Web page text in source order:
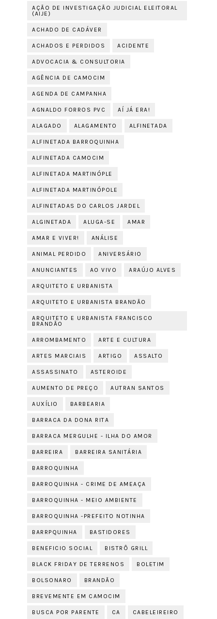
AÇÃO DE INVESTIGAÇÃO JUDICIAL ELEITORAL
(AIJE)
ACHADO DE CADÁVER
ACHADOS E PERDIDOS ACIDENTE
ADVOCACIA & CONSULTORIA
AGÊNCIA DE CAMOCIM
AGENDA DE CAMPANHA
AGNALDO FORROS PVC AÍ JÁ ERA!
ALAGADO ALAGAMENTO ALFINETADA
ALFINETADA BARROQUINHA
ALFINETADA CAMOCIM
ALFINETADA MARTINÓPLE
ALFINETADA MARTINÓPOLE
ALFINETADAS DO CARLOS JARDEL
ALGINETADA ALUGA-SE AMAR
AMAR E VIVER! ANÁLISE
ANIMAL PERDIDO ANIVERSÁRIO
ANUNCIANTES AO VIVO ARAÚJO ALVES
ARQUITETO E URBANISTA
ARQUITETO E URBANISTA BRANDÃO
ARQUITETO E URBANISTA FRANCISCO
BRANDÃO
ARROMBAMENTO ARTE E CULTURA
ARTES MARCIAIS ARTIGO ASSALTO
ASSASSINATO ASTEROIDE
AUMENTO DE PREÇO AUTRAN SANTOS
AUXÍLIO BARBEARIA
BARRACA DA DONA RITA
BARRACA MERGULHE - ILHA DO AMOR
BARREIRA BARREIRA SANITÁRIA
BARROQUINHA
BARROQUINHA - CRIME DE AMEAÇA
BARROQUINHA - MEIO AMBIENTE
BARROQUINHA -PREFEITO NOTINHA
BARRPQUINHA BASTIDORES
BENEFICIO SOCIAL BISTRÔ GRILL
BLACK FRIDAY DE TERRENOS BOLETIM
BOLSONARO BRANDÃO
BREVEMENTE EM CAMOCIM
BUSCA POR PARENTE CA CABELEIREIRO